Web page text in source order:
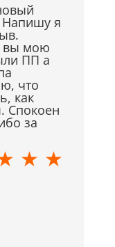
Напишу я
вы мою
ПП а
что
как
Спокоен
за
★ ★